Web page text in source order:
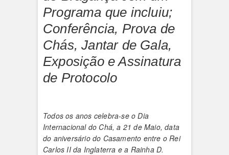
Programa que incluiu;
Conferência, Prova de
Chás, Jantar de Gala,
Exposição e Assinatura
de Protocolo
Todos os anos celebra-se o Dia
Internacional do Chá, a 21 de Maio, data
do aniversário do Casamento entre o Rei
Carlos II da Inglaterra e a Rainha D.